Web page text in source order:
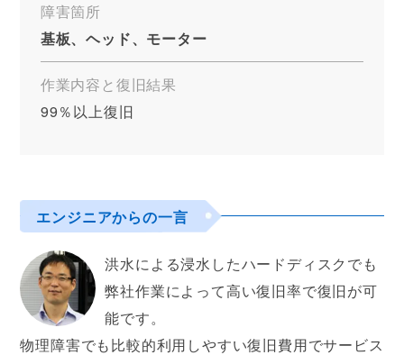
障害箇所
基板、ヘッド、モーター
作業内容と復旧結果
99％以上復旧
エンジニアからの一言
洪水による浸水したハードディスクでも
弊社作業によって高い復旧率で復旧が可
能です。
物理障害でも比較的利用しやすい復旧費用でサービス